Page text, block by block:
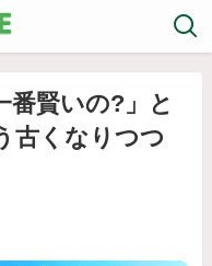
番賢いの?」と
古くなりつつ